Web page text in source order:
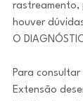
rastreamento,
houver
O
Para
Extensão